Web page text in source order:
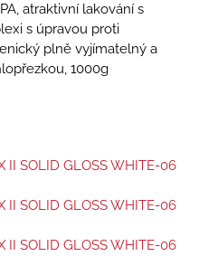
atraktivní lakování s
s úpravou proti
plně vyjímatelný a
1000g
II SOLID GLOSS WHITE-06
II SOLID GLOSS WHITE-06
II SOLID GLOSS WHITE-06